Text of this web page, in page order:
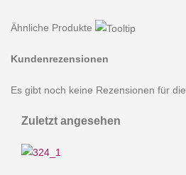
Ähnliche Produkte
Kundenrezensionen
Es gibt noch keine Rezensionen für
Zuletzt angesehen